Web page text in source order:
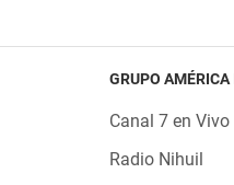
GRUPO
Canal 7 en Vivo
Radio Nihuil